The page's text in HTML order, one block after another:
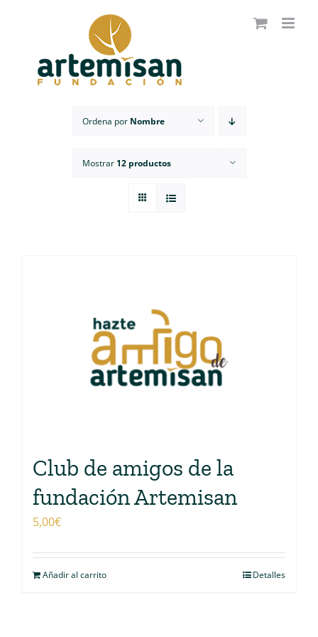
Ordena por Nombre
Mostrar 12 productos
Club de amigos de la
fundación Artemisan
5,00€
Añadir al carrito Detalles